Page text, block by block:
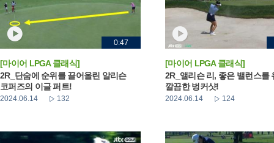
0:47
[마이어 LPGA 클래식]
2R_단숨에 순위를 끌어올린 알리슨
코퍼즈의 이글 퍼트!
2024.06.14 132
[마이어 LPGA 클래식]
2R_앨리슨 리, 좋은 밸런스를
깔끔한 벙커샷!
2024.06.14 124